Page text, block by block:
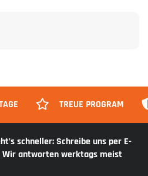
TREUE PROGRAM
schneller: Schreibe uns per E-
antworten werktags meist